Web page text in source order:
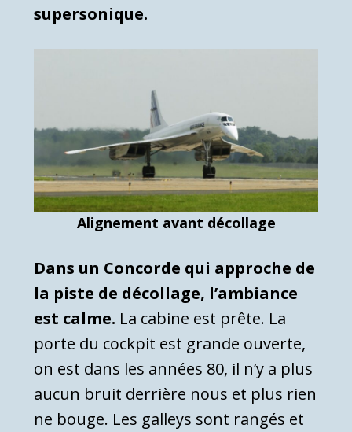
supersonique.
Alignement avant décollage
Dans un Concorde qui approche de
la piste de décollage, l’ambiance
est calme. La cabine est prête. La
porte du cockpit est grande ouverte,
on est dans les années 80, il n’y a plus
aucun bruit derrière nous et plus rien
ne bouge. Les galleys sont rangés et